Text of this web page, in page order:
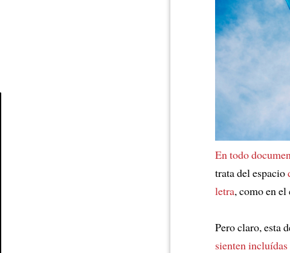
En todo
trata del espacio
letra, como en
Pero claro, esta
sienten incluídas